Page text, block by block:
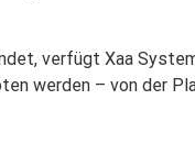
verfügt Xaa
werden – von der